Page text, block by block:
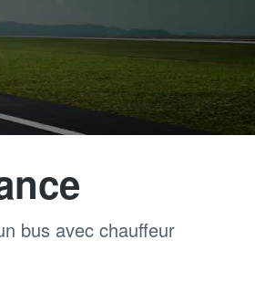
bus avec chauffeur